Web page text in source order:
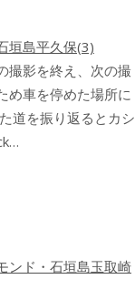
垣島平久保(3)
撮影を終え、次の撮
め車を停めた場所に
道を振り返るとカシ
ンド・石垣島玉取崎